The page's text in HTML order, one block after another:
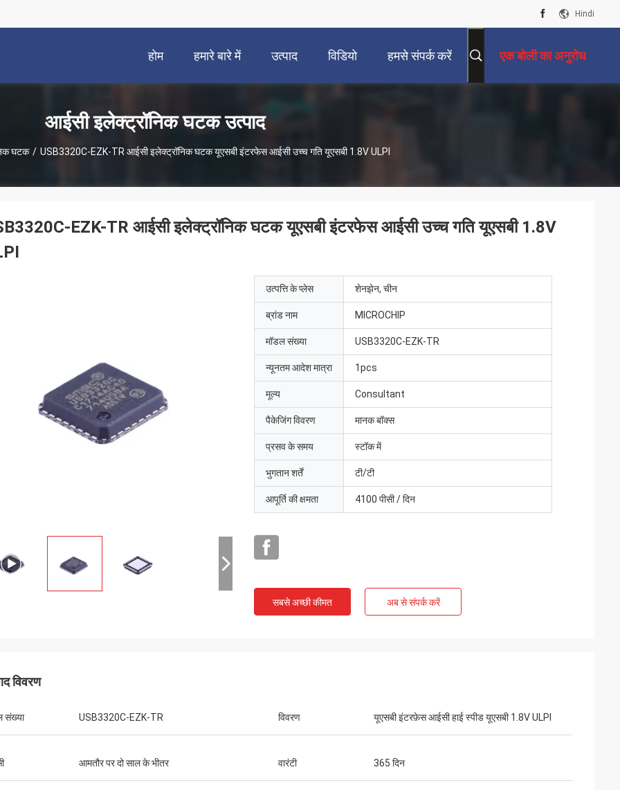
Hindi
होम हमारे बारे में उत्पाद विडियो हमसे संपर्क करें एक बोली का अनुरोध
आईसी इलेक्ट्रॉनिक घटक उत्पाद
घटक / USB3320C-EZK-TR आईसी इलेक्ट्रॉनिक घटक यूएसबी इंटरफेस आईसी उच्च गति यूएसबी 1.8V ULPI
अगली बार खरीद लेंगे अगर कुछ चाहिए।
उज़्तुर्क
हमारी कंपनी ने उत्पाद प्राप्त किया, पैकेजिंग क्षतिग्रस्त
EZK-TR आईसी इलेक्ट्रॉनिक घटक यूएसबी इंटरफेस आईसी उच्च गति यूएसबी 1.8V
उत्पत्ति के प्लेस शेनझेन, चीन
ब्रांड नाम MICROCHIP
मॉडल संख्या USB3320C-EZK-TR
न्यूनतम आदेश मात्रा 1pcs
मूल्य Consultant
पैकेजिंग विवरण मानक बॉक्स
प्रसव के समय स्टॉक में
भुगतान शर्तें टी/टी
आपूर्ति की क्षमता 4100 पीसी / दिन
सबसे अच्छी कीमत अब से संपर्क करें
विवरण
संख्या USB3320C-EZK-TR विवरण यूएसबी इंटरफ़ेस आईसी हाई स्पीड यूएसबी 1.8V ULPI
आमतौर पर दो साल के भीतर वारंटी 365 दिन
STMicroelectronicsTM VIPowerTM M0 का उपयोग कर
प्रौद्योगिकी, मानक के प्रतिस्थापन के लिए
डीसी से 50 केएचजेड अनुप्रयोगों में पावर एमओएसएफईटी।